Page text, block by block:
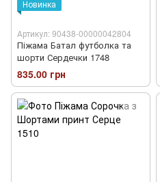
Новинка
Артикул: 90438-00000042804
Піжама Батал футболка та
шорти Сердечки 1748
835.00 грн